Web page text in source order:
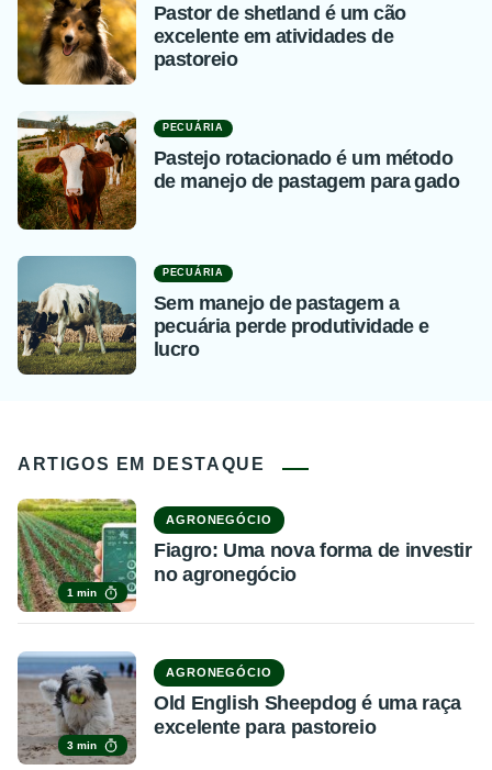
Pastor de shetland é um cão
excelente em atividades de
pastoreio
PECUÁRIA
Pastejo rotacionado é um método
de manejo de pastagem para gado
PECUÁRIA
Sem manejo de pastagem a
pecuária perde produtividade e
lucro
ARTIGOS EM DESTAQUE
1 min
AGRONEGÓCIO
Fiagro: Uma nova forma de investir
no agronegócio
3 min
AGRONEGÓCIO
Old English Sheepdog é uma raça
excelente para pastoreio